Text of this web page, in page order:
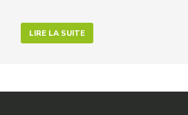
LIRE LA SUITE